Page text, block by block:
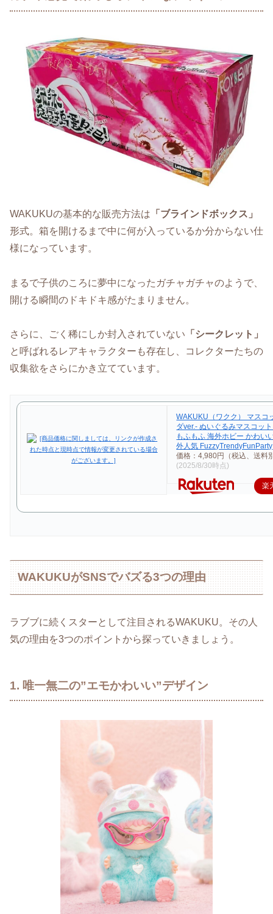
WAKUKUの基本的な販売方法は 「ブラインドボックス」
形式。箱を開けるまで中に何が入っているか分からない仕
様になっています。
まるで子供のころに夢中になったガチャガチャのようで、
開ける瞬間のドキドキ感がたまりません。
さらに、ごく稀にしか封入されていない 「シークレット」
と呼ばれるレアキャラクターも存在し、コレクターたちの
収集欲をさらにかき立てています。
WAKUKU（ワクク） マスコ
ダver.- ぬいぐるみマスコッ
もふもふ 海外ホビー かわい
外人気 FuzzyTrendyFunParty
価格：4,980円（税込、送料
(2025/8/30時点)
楽
WAKUKUがSNSでバズる3つの理由
ラブブに続くスターとして注目されるWAKUKU。その人
気の理由を3つのポイントから探っていきましょう。
1. 唯一無二の”エモかわいい”デザイン